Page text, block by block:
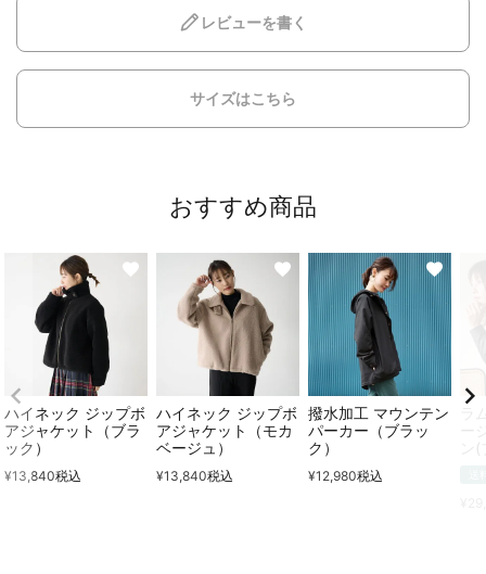
レビューを書く
サイズはこちら
おすすめ商品
ハイネック ジップボ
アジャケット（ブラ
ック）
¥13,840税込
ハイネック ジップボ
アジャケット（モカ
ベージュ）
¥13,840税込
撥水加工 マウンテン
パーカー（ブラッ
ク）
¥12,980税込